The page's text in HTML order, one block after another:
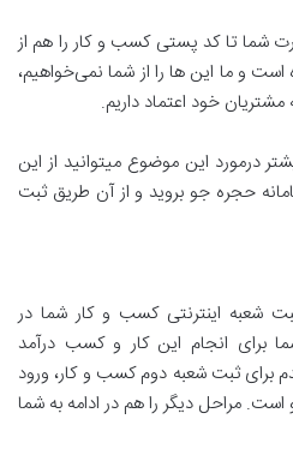
شما تا کد پستی کسب و کار را هم از
است و ما این ها را از شما نمی‌خواهیم،
خود اعتماد داریم.
درمورد این موضوع میتوانید از این
حجره جو بروید و از آن طریق ثبت
شعبه اینترنتی کسب و کار شما در
برای انجام این کار و کسب درآمد
برای ثبت شعبه دوم کسب و کار، ورود
مراحل دیگر را هم در ادامه به شما